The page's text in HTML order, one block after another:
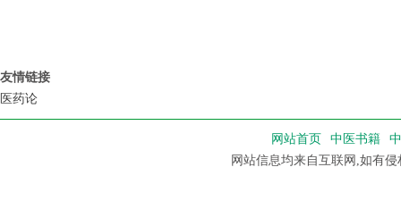
友情链接
医药论
网站首页 中医书籍
网站信息均来自互联网,如有